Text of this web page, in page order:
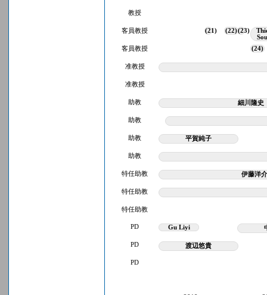
教授
客員教授
客員教授
准教授
准教授
助教
助教
助教
助教
特任助教
特任助教
特任助教
PD
PD
PD
(21) (22)(23)
(24)
平賀純子
細川隆史
伊藤洋介
Gu Liyi
渡辺悠貴